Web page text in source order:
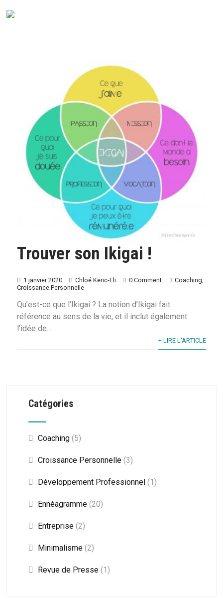
Trouver son Ikigai !
1 janvier 2020 Chloé Keric-Eli 0 Comment Coaching,
Croissance Personnelle
Qu’est-ce que l’Ikigai ? La notion d’Ikigai fait
référence au sens de la vie, et il inclut également
l’idée de...
+ LIRE L'ARTICLE
Catégories
Coaching(5)
Croissance Personnelle(3)
Développement Professionnel(1)
Ennéagramme(20)
Entreprise(2)
Minimalisme(2)
Revue de Presse(1)